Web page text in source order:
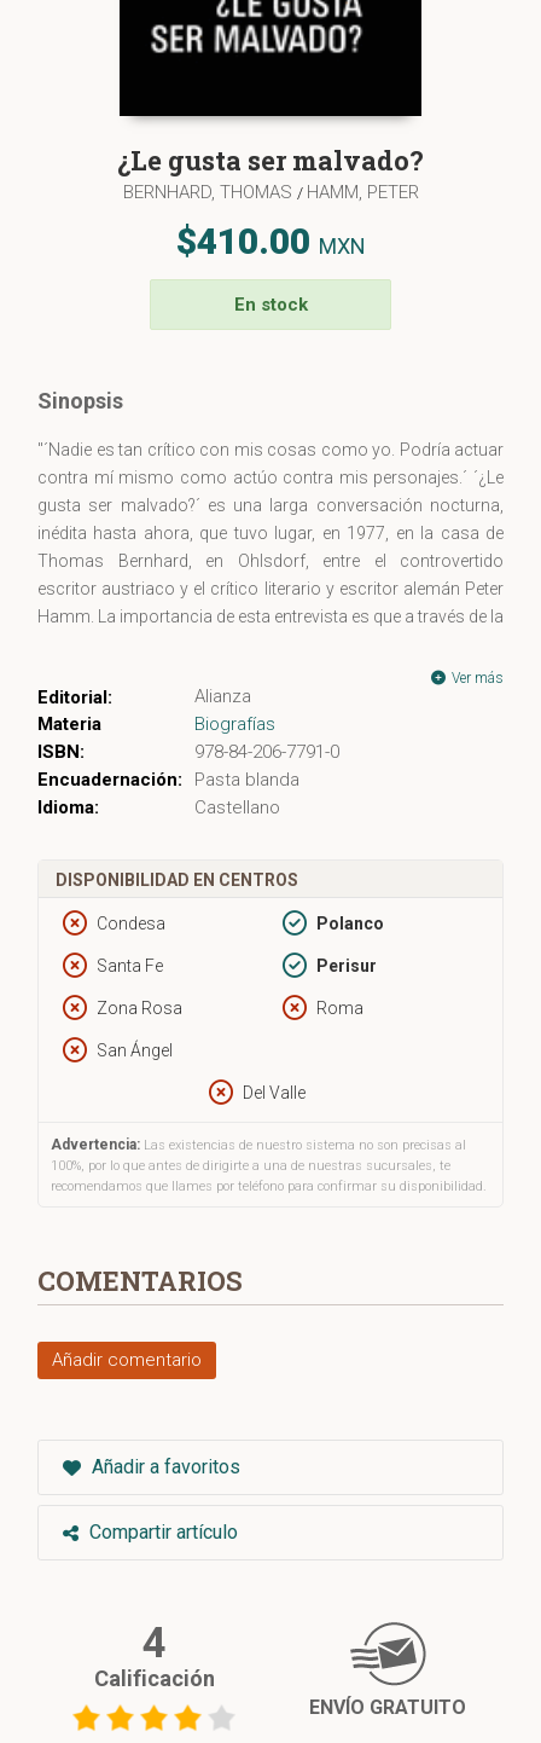
¿Le gusta ser malvado?
BERNHARD, THOMAS / HAMM, PETER
$410.00 MXN
En stock
Sinopsis
"´Nadie es tan crítico con mis cosas como yo. Podría actuar
contra mí mismo como actúo contra mis personajes.´ ´¿Le
gusta ser malvado?´ es una larga conversación nocturna,
inédita hasta ahora, que tuvo lugar, en 1977, en la casa de
Thomas Bernhard, en Ohlsdorf, entre el controvertido
escritor austriaco y el crítico literario y escritor alemán Peter
Hamm. La importancia de esta entrevista es que a través de la
Bernhard, cómo lo hacía, el porqué de sus provocadoras
actitudes, de su manera de pensar y de ser, por qué parecía a
los demás un misántropo, cómo y por qué Thomas
Bernhard vivía como vivía… En el fondo, un valioso
documento para conocer mejor a Bernhard y comprender la
obra literaria de uno de lo autores más importantes que han
actúo contra mis personajes.´"
Ver más
Editorial:
Alianza
Materia
Biografías
ISBN:
978-84-206-7791-0
Encuadernación:
Pasta blanda
Idioma:
Castellano
DISPONIBILIDAD EN CENTROS
Condesa Polanco
Santa Fe Perisur
Zona Rosa Roma
San Ángel
Del Valle
Advertencia: Las existencias de nuestro sistema no son precisas al
100%, por lo que antes de dirigirte a una de nuestras sucursales, te
recomendamos que llames por teléfono para confirmar su disponibilidad.
COMENTARIOS
Añadir comentario
Añadir a favoritos
Compartir artículo
4
Calificación
ENVÍO GRATUITO